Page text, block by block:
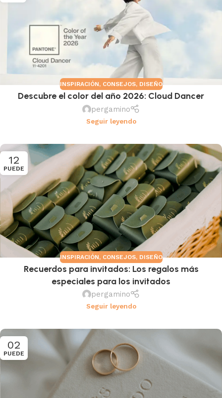
INSPIRACIÓN, CONSEJOS, DISEÑO
Descubre el color del año 2026: Cloud Dancer
pergamino
Seguir leyendo
12
PUEDE
INSPIRACIÓN, CONSEJOS, DISEÑO
Recuerdos para invitados: Los regalos más
especiales para los invitados
pergamino
Seguir leyendo
02
PUEDE